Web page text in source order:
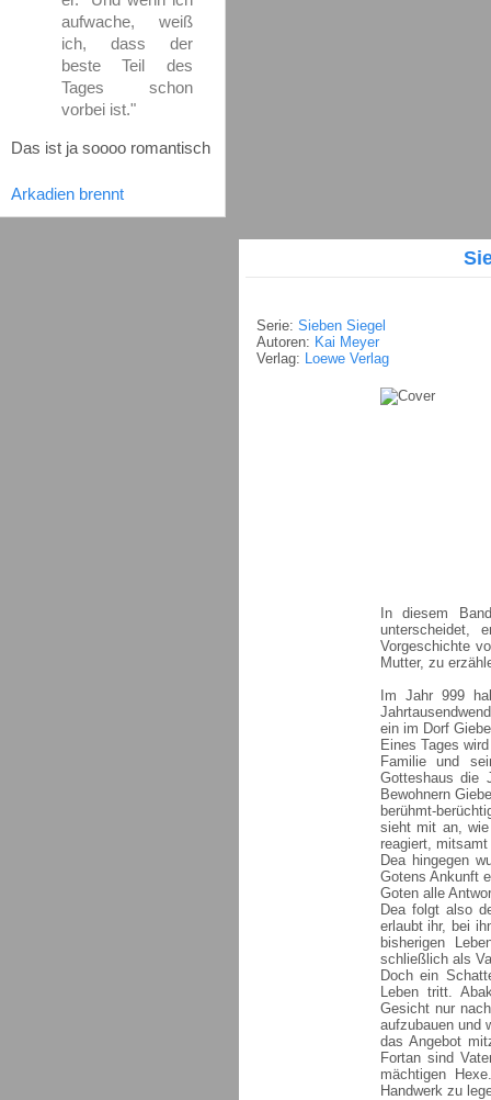
aufwache, weiß
ich, dass der
beste Teil des
Tages schon
vorbei ist."
Das ist ja soooo romantisch
Arkadien brennt
Serie: Sieben Siegel
Autoren: Kai Meyer
Verlag: Loewe Verlag
In diesem
Vorgeschichte
Mutter, zu
Im Jahr 999
ein im Dorf
Eines Tages
Familie und
Gotteshaus die
Bewohnern
berühmt-
sieht mit an,
reagiert,
Dea hingegen
Gotens Ankunft
Goten alle
Dea folgt also
erlaubt ihr, bei
bisherigen
schließlich als
Doch ein
Leben tritt.
Gesicht nur
aufzubauen und
das Angebot
Fortan sind
mächtigen
Handwerk zu